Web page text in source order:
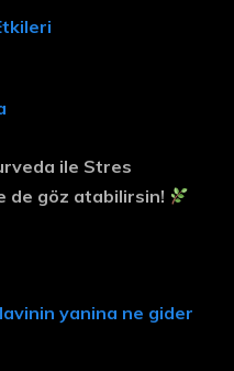
ile Stres
de göz atabilirsin!
yanina ne gider